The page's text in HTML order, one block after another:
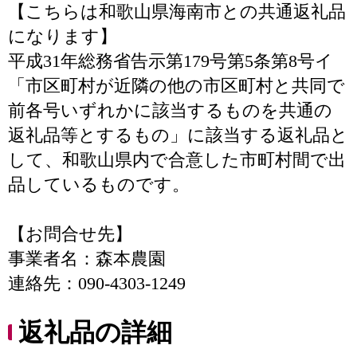
【こちらは和歌山県海南市との共通返礼品
になります】
平成31年総務省告示第179号第5条第8号イ
「市区町村が近隣の他の市区町村と共同で
前各号いずれかに該当するものを共通の
返礼品等とするもの」に該当する返礼品と
して、和歌山県内で合意した市町村間で出
品しているものです。
【お問合せ先】
事業者名：森本農園
連絡先：090-4303-1249
返礼品の詳細